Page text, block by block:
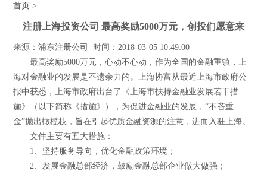
首页 >
注册上海投资公司 最高奖励5000万元，创投们愿意来
来源：浦东注册公司 时间：2018-03-05 10:49:00
最高奖励5000万元，心动不心动，作为全国的金融重镇，上
海对金融业的发展是不遗余力的。上海协富从最近上海市政府公
报中获悉，上海市政府出台了《上海市扶持金融业发展若干措
施》（以下简称《措施》），为促进金融业的发展，“不吝重
金”抛出橄榄枝，旨在引起优质金融资源的注意，进而入驻上海。
文件主要有五大措施：
1、坚持服务导向，优化金融政策环境；
2、发展金融总部经济，鼓励金融总部企业做大做强；